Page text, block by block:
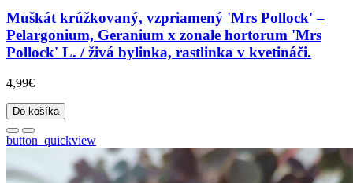
Muškát krúžkovaný, vzpriamený 'Mrs Pollock' –
Pelargonium, Geranium x zonale hortorum 'Mrs
Pollock' L. / živá bylinka, rastlinka v kvetináči.
4,99€
Do košíka
button_quickview